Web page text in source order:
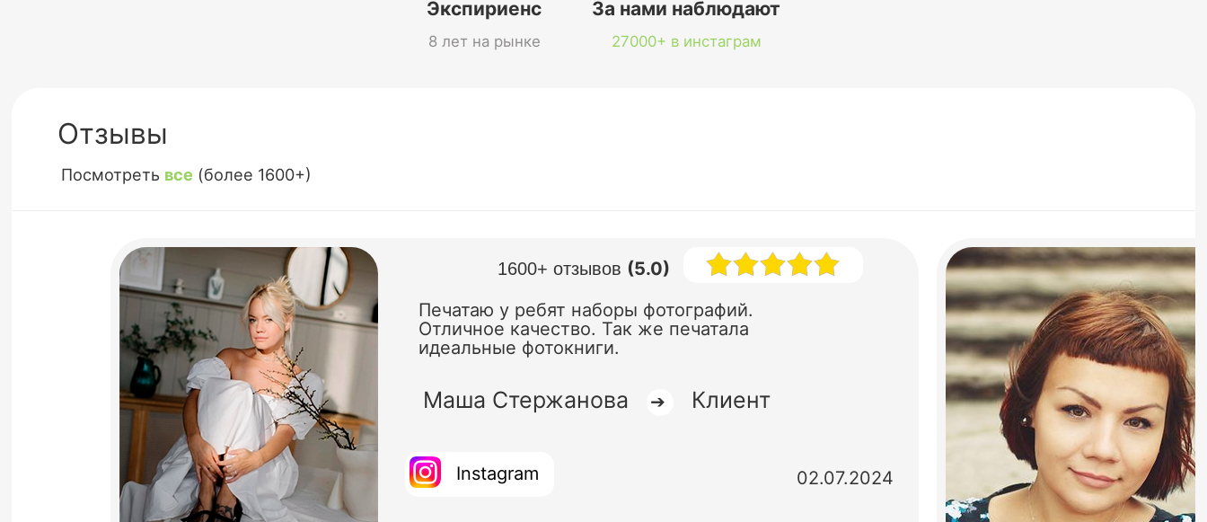
Экспириенс
8 лет на рынке
За нами наблюдают
27000+ в инстаграм
Отзывы
Посмотреть все (более 1600+)
1600+ отзывов (5.0)
Печатаю у ребят наборы фотографий.
Отличное качество. Так же печатала
идеальные фотокниги.
Маша Стержанова ➔ Клиент
Instagram 02.07.2024